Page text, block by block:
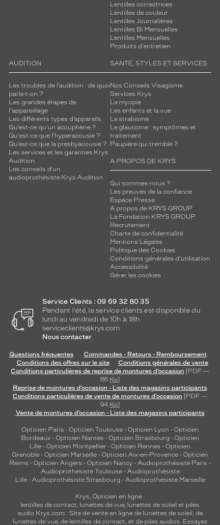
Lentilles correctrices
Lentilles de couleur
Lentilles Journalières
Lentilles Bi Mensuelles
Lentilles Mensuelles
Produits d'entretien
AUDITION
Les troubles de l’audition : de quoi
parle-t-on ?
Les grandes étapes de
l'appareillage
Les différents types d’appareils
Qu’est-ce qu'un acouphène ?
Qu'est-ce que l'hyperacousie ?
Qu’est-ce que la presbyacousie ?
Les services et les garanties Krys
Audition
Les conseils d'un
audioprothésiste Krys Audition
SANTÉ, STYLES ET SERVICES
Nos Conseils Visagisme
Services Krys
La myopie
Les enfants et la vue
Le strabisme
Le glaucome : symptômes et
traitement
Paupière qui tremble ?
A PROPOS DE KRYS
Qui sommes-nous ?
Les preuves de la confiance
Espace Presse
A propos de KRYS GROUP
La Fondation KRYS GROUP
Recrutement
Charte de confidentialité
Mentions Légales
Politique des Cookies
Conditions générales d'utilisation
Accessibilité
Gérer les cookies
Service Clients : 09 69 32 80 35
Pendant l'été, le service clients est disponible du
lundi au vendredi de 10h à 18h.
serviceclients@krys.com
Nous contacter
Questions fréquentes
Commandes - Retours - Remboursement
Conditions des offres sur le site
Conditions générales de vente
Conditions particulières de reprise de montures d’occasion [PDF —
86 Ko]
Reprise de montures d’occasion - Liste des magasins participants
Conditions particulières de vente de montures d’occasion [PDF —
94 Ko]
Vente de montures d’occasion - Liste des magasins participants
Opticien Paris - Opticien Toulouse- Opticien Lyon - Opticien
Bordeaux- Opticien Nantes - Opticien Strasbourg - Opticien
Lille - Opticien Montpellier - Opticien Rennes - Opticien
Grenoble - Opticien Marseille - Opticien Aix-en-Provence - Opticien
Reims - Opticien Angers - Opticien Nancy - Audioprothésiste Paris -
Audioprothésiste Toulouse- Audioprothésiste
Lille- Audioprothésiste Strasbourg - Audioprothésiste Marseille
Krys, Opticien en ligne :
lentilles de contact, lunettes de vue, lunettes de soleil et piles
audio Krys.com : Site de vente en ligne de lunettes de soleil, de
lunettes de vue, de lentilles de contact, et de piles audios. Essayez